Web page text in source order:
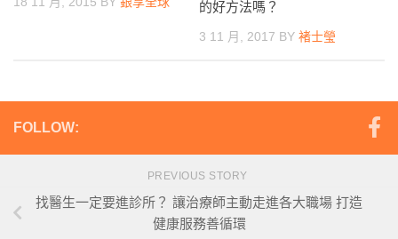
的好方法嗎？
3 11 月, 2017 BY 褚士瑩
FOLLOW:
PREVIOUS STORY
找醫生一定要進診所？ 讓治療師主動走進各大職場 打造
健康服務善循環